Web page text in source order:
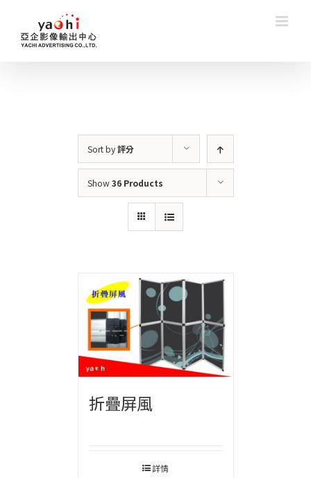
content
Sort by評分
Show36 Products
折疊屏風
詳情